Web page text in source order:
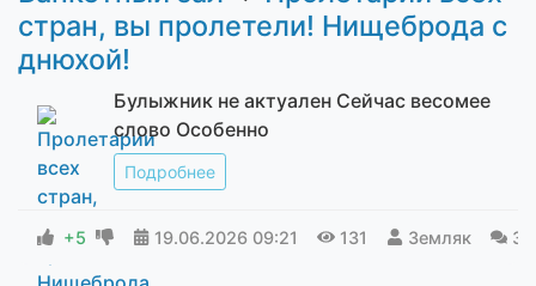
стран, вы пролетели! Нищеброда с
днюхой!
Булыжник не актуален Сейчас весомее
слово Особенно
Подробнее
+5 19.06.2026 09:21 131 Земляк 3